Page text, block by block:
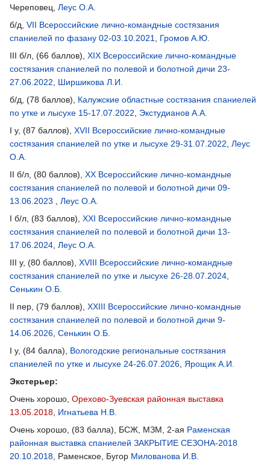
Череповец, Леус О.А.
б/д, VII Всероссийские лично-командные состязания
спаниелей по фазану 02-03.10.2021, Громов А.Ю.
III б/л, (66 баллов), XIX Всероссийские лично-командные
состязания спаниелей по полевой и болотной дичи 23-
27.06.2022, Ширшикова Л.И.
б/д, (78 баллов), Калужские областные состязания спаниелей
по утке и лысухе 15-17.07.2022, Экстудианов А.А.
I у, (87 баллов), XVII Всероссийские лично-командные
состязания спаниелей по утке и лысухе 29-31.07.2022, Леус
О.А.
II б/л, (80 баллов), XX Всероссийские лично-командные
состязания спаниелей по полевой и болотной дичи 09-
13.06.2023 , Леус О.А.
I б/л, (83 баллов), XXI Всероссийские лично-командные
состязания спаниелей по полевой и болотной дичи 13-
17.06.2024, Леус О.А.
III у, (80 баллов), XVIII Всероссийские лично-командные
состязания спаниелей по утке и лысухе 26-28.07.2024,
Сенькин О.Б.
II пер, (79 баллов), XXIII Всероссийские лично-командные
состязания спаниелей по полевой и болотной дичи 9-
14.06.2026, Сенькин О.Б.
I у, (84 балла), Вологодские региональные состязания
спаниелей по утке и лысухе 24-26.07.2026, Ярощик А.И.
Экстерьер:
Очень хорошо, Орехово-Зуевская районная выставка
13.05.2018, Игнатьева Н.В.
Очень хорошо, (83 балла), БСЖ, МЗМ, 2-ая Раменская
районная выставка спаниелей ЗАКРЫТИЕ СЕЗОНА-2018
20.10.2018, Раменское, Бугор Милованова И.В.